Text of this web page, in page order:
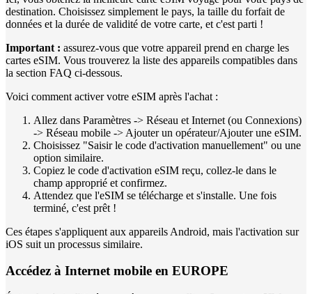
destination. Choisissez simplement le pays, la taille du forfait de
données et la durée de validité de votre carte, et c'est parti !
Important : assurez-vous que votre appareil prend en charge les
cartes eSIM. Vous trouverez la liste des appareils compatibles dans
la section FAQ ci-dessous.
Voici comment activer votre eSIM après l'achat :
Allez dans Paramètres -> Réseau et Internet (ou Connexions)
-> Réseau mobile -> Ajouter un opérateur/Ajouter une eSIM.
Choisissez "Saisir le code d'activation manuellement" ou une
option similaire.
Copiez le code d'activation eSIM reçu, collez-le dans le
champ approprié et confirmez.
Attendez que l'eSIM se télécharge et s'installe. Une fois
terminé, c'est prêt !
Ces étapes s'appliquent aux appareils Android, mais l'activation sur
iOS suit un processus similaire.
Accédez à Internet mobile en EUROPE